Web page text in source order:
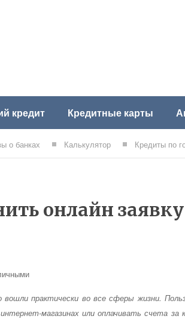
кредит Кредитные карты
о банках Калькулятор Кредиты по
онлайн
практически во все сферы жизни.
магазинах или оплачивать счета за